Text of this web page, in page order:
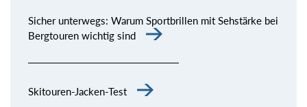
Sicher unterwegs: Warum Sportbrillen mit Sehstärke bei
Bergtouren wichtig sind
Skitouren-Jacken-Test